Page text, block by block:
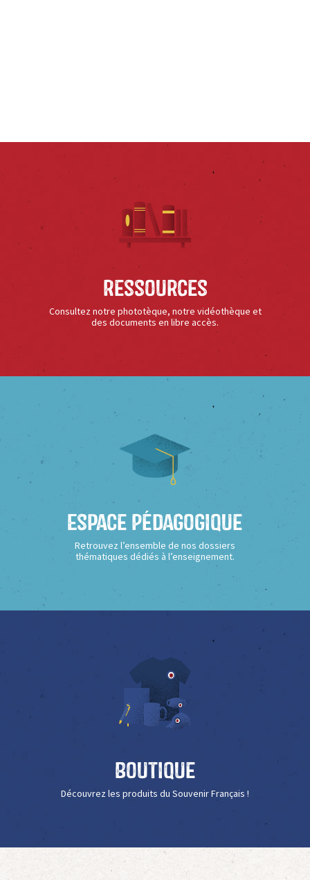
Ressources
Consultez notre phototèque, notre vidéothèque et
des documents en libre accès.
Espace Pédagogique
Retrouvez l’ensemble de nos dossiers
thématiques dédiés à l’enseignement.
Boutique
Découvrez les produits du Souvenir Français !